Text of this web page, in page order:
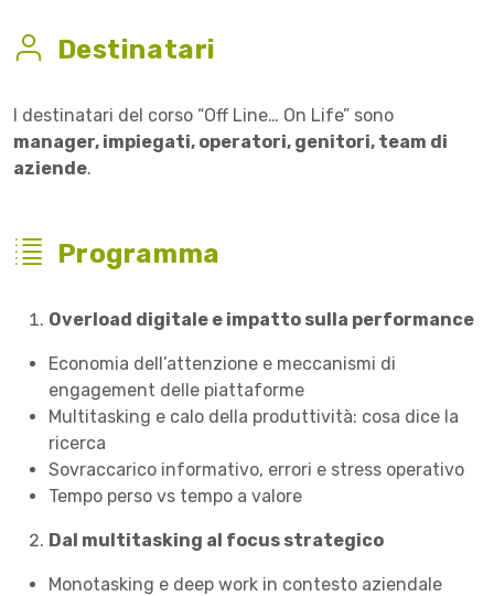
Destinatari
I destinatari del corso “Off Line… On Life” sono
manager, impiegati, operatori, genitori, team di
aziende.
Programma
Overload digitale e impatto sulla performance
Economia dell’attenzione e meccanismi di
engagement delle piattaforme
Multitasking e calo della produttività: cosa dice la
ricerca
Sovraccarico informativo, errori e stress operativo
Tempo perso vs tempo a valore
Dal multitasking al focus strategico
Monotasking e deep work in contesto aziendale